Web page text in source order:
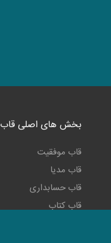
بخش های اصلی قاب
قاب موفقیت
قاب مدیا
قاب حسابداری
قاب کتاب